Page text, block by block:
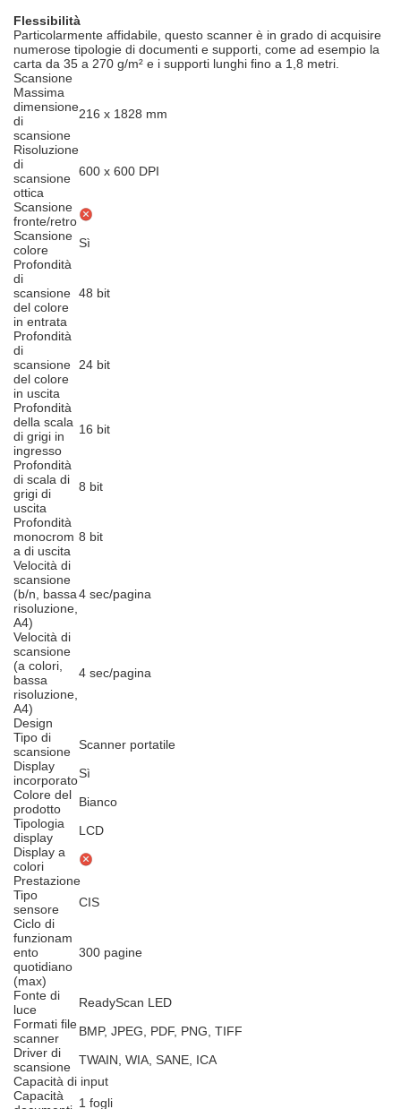
Flessibilità
Particolarmente affidabile, questo scanner è in grado di acquisire
numerose tipologie di documenti e supporti, come ad esempio la
carta da 35 a 270 g/m² e i supporti lunghi fino a 1,8 metri.
Scansione
Massima
dimensione
di
scansione
216 x 1828 mm
Risoluzione
di
scansione
ottica
600 x 600 DPI
Scansione
fronte/retro
Scansione
colore
Sì
Profondità
di
scansione
del colore
in entrata
48 bit
Profondità
di
scansione
del colore
in uscita
24 bit
Profondità
della scala
di grigi in
ingresso
16 bit
Profondità
di scala di
grigi di
uscita
8 bit
Profondità
monocrom
a di uscita
8 bit
Velocità di
scansione
(b/n, bassa
risoluzione,
A4)
4 sec/pagina
Velocità di
scansione
(a colori,
bassa
risoluzione,
A4)
4 sec/pagina
Design
Tipo di
scansione Scanner portatile
Display
incorporatoSì
Colore del
prodotto
Bianco
Tipologia
display
LCD
Display a
colori
Prestazione
Tipo
sensore
CIS
Ciclo di
funzionam
ento
quotidiano
(max)
300 pagine
Fonte di
luce
ReadyScan LED
Formati file
scanner
BMP, JPEG, PDF, PNG, TIFF
Driver di
scansione TWAIN, WIA, SANE, ICA
Capacità di input
Capacità
1 fogli